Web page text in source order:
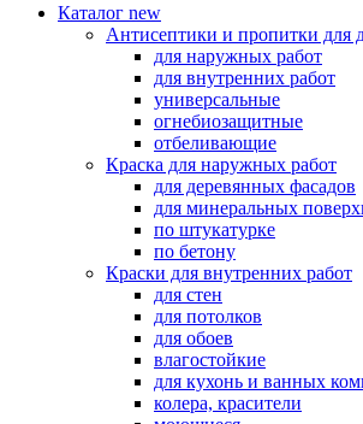
Каталог new
Антисептики и пропитки для
для наружных работ
для внутренних работ
универсальные
огнебиозащитные
отбеливающие
Краска для наружных работ
для деревянных фасадов
для минеральных
по штукатурке
по бетону
Краски для внутренних работ
для стен
для потолков
для обоев
влагостойкие
для кухонь и ванных
колера, красители